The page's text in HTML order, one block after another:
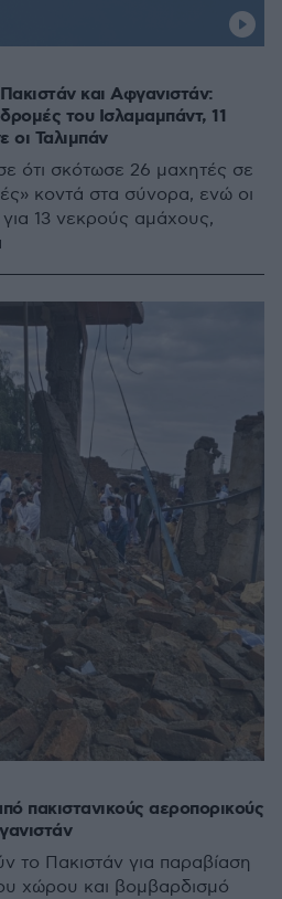
και Αφγανιστάν:
του Ισλαμαμπάντ, 11
οι Ταλιμπάν
ότι σκότωσε 26 μαχητές σε
κοντά στα σύνορα, ενώ οι
13 νεκρούς αμάχους,
πακιστανικούς αεροπορικούς
το Πακιστάν για παραβίαση
χώρου και βομβαρδισμό